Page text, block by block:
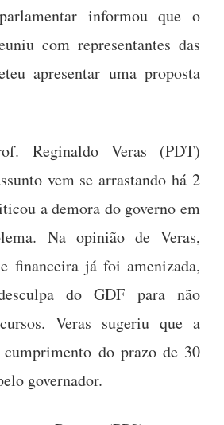
informou que o
com representantes das
apresentar uma proposta
Reginaldo Veras (PDT)
vem se arrastando há 2
a demora do governo em
Na opinião de Veras,
financeira já foi amenizada,
do GDF para não
Veras sugeriu que a
do prazo de 30
governador.